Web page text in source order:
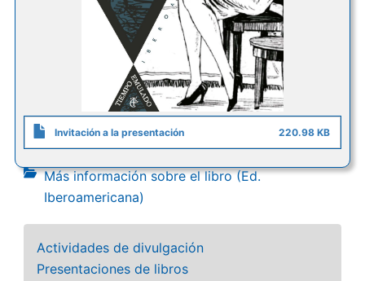
Invitación a la presentación 220.98 KB
Más información sobre el libro (Ed.
Iberoamericana)
Actividades de divulgación
Presentaciones de libros